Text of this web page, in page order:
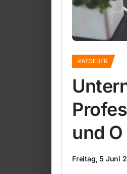
RATGEBER
und O
Freitag, 5 Juni